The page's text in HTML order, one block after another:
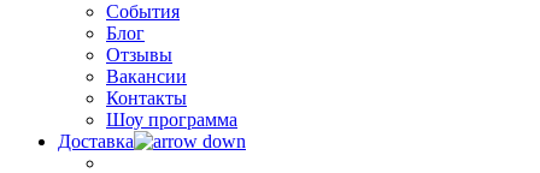
События
Блог
Отзывы
Вакансии
Контакты
Шоу программа
Доставка